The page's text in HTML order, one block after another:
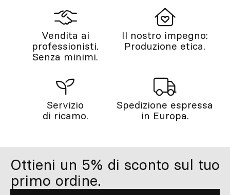
Vendita ai
professionisti.
Senza minimi.
Il nostro impegno:
Produzione etica.
Servizio
di ricamo.
Spedizione espressa
in Europa.
Ottieni un 5% di sconto sul tuo
primo ordine.